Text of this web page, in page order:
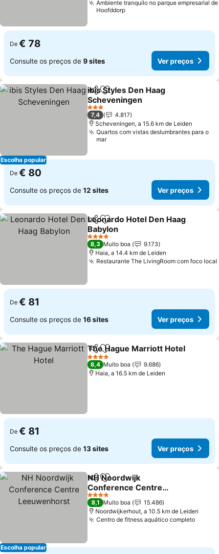
Ambiente tranquilo no parque empresarial de
Hoofddorp
De € 78
Consulte os preços de 9 sites Ver preços
Escolha popular
PartilharAdicionar aos favoritos
ibis Styles Den Haag
Scheveningen
Ver preços
3 Estrelas
7,4
4.817
Scheveningen, a 15.6 km de Leiden
Quartos com vistas deslumbrantes para o
mar
De € 80
Consulte os preços de 12 sites Ver preços
PartilharAdicionar aos favoritos
Leonardo Hotel Den Haag
Babylon
Ver preços
4 Estrelas
8,3 Muito boa
9.173
Haia, a 14.4 km de Leiden
Restaurante The LivingRoom com foco local
De € 81
Consulte os preços de 16 sites Ver preços
PartilharAdicionar aos favoritos
The Hague Marriott Hotel
4 Estrelas
8,4 Muito boa
9.686
Haia, a 16.5 km de Leiden
De € 81
Consulte os preços de 13 sites Ver preços
Escolha popular
PartilharAdicionar aos favoritos
NH Noordwijk
Conference Centre
Leeuwenhorst
Ver preços
4 Estrelas
8,1 Muito boa
15.486
Noordwijkerhout, a 10.5 km de Leiden
Centro de fitness aquático completoVer